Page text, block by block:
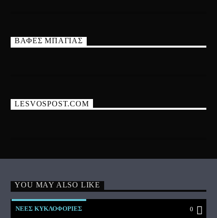
ΒΑΦΕΣ ΜΠΑΓΙΑΣ
LESVOSPOST.COM
YOU MAY ALSO LIKE
ΝΕΕΣ ΚΥΚΛΟΦΟΡΙΕΣ 0